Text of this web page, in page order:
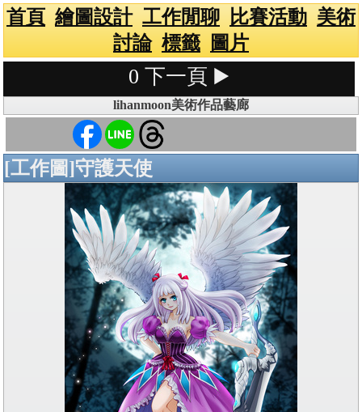
首頁 繪圖設計 工作閒聊 比賽活動 美術
討論 標籤 圖片
0 下一頁 ▶️
lihanmoon美術作品藝廊
[工作圖]守護天使